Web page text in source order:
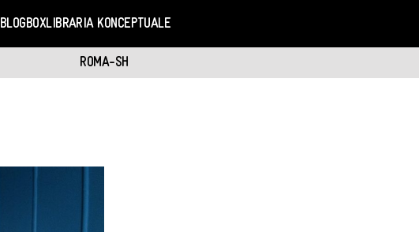
BLOGBOXLIBRARIA KONCEPTUALE
ROMA-SH